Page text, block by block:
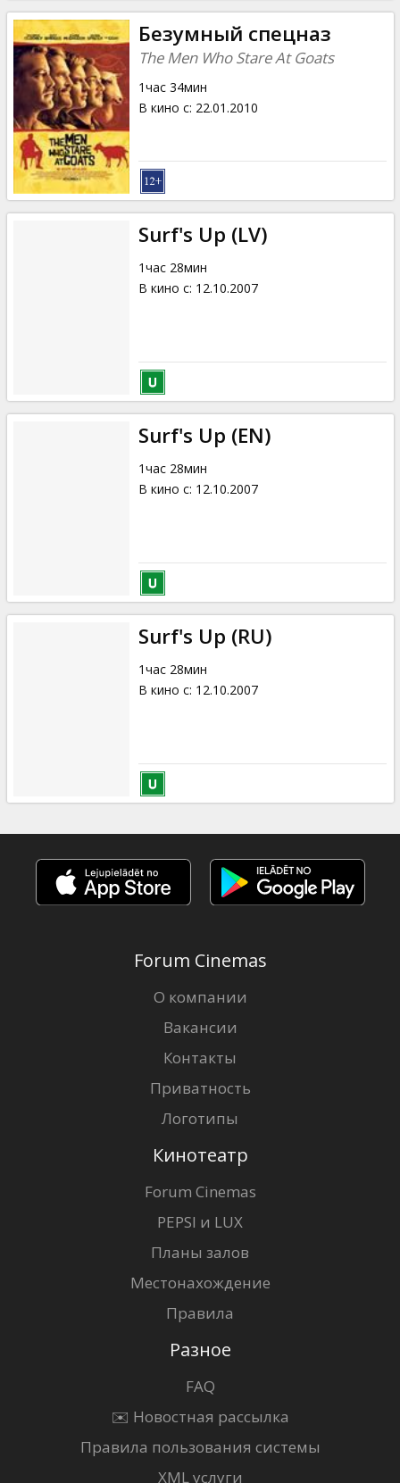
Безумный спецназ
The Men Who Stare At Goats
1час 34мин
В кино с: 22.01.2010
Surf's Up (LV)
1час 28мин
В кино с: 12.10.2007
Surf's Up (EN)
1час 28мин
В кино с: 12.10.2007
Surf's Up (RU)
1час 28мин
В кино с: 12.10.2007
Forum Cinemas
О компании
Вакансии
Контакты
Приватность
Логотипы
Кинотеатр
Forum Cinemas
PEPSI и LUX
Планы залов
Местонахождение
Правила
Разное
FAQ
✉️ Новостная рассылка
Правила пользования системы
XML услуги